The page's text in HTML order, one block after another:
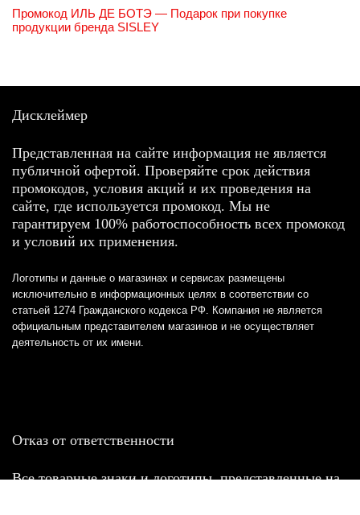
Промокод ИЛЬ ДЕ БОТЭ — Подарок при покупке
продукции бренда SISLEY
Дисклеймер
Представленная на сайте информация не является
публичной офертой. Проверяйте срок действия
промокодов, условия акций и их проведения на
сайте, где используется промокод. Мы не
гарантируем 100% работоспособность всех промокод
и условий их применения.
Логотипы и данные о магазинах и сервисах размещены
исключительно в информационных целях в соответствии со
статьей 1274 Гражданского кодекса РФ. Компания не является
официальным представителем магазинов и не осуществляет
деятельность от их имени.
Отказ от ответственности
Все товарные знаки и логотипы, представленные на